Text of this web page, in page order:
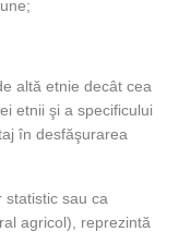
altă etnie decât cea
etnii şi a specificului
în desfăşurarea
statistic sau ca
agricol), reprezintă